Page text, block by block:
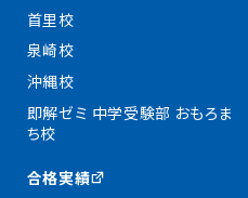
首里校
泉崎校
沖縄校
即解ゼミ 中学受験部 おもろま
ち校
合格実績